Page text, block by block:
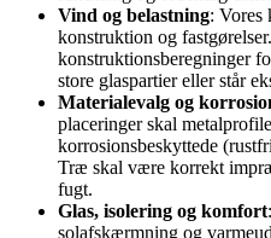
Vind og belastning: Vores
konstruktion og
konstruktionsberegninger
store glaspartier eller står
Materialevalg og
placeringer skal
korrosionsbeskyttede
Træ skal være korrekt
fugt.
Glas, isolering og komfort
solafskærmning og